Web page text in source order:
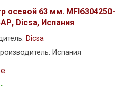
осевой 63 мм. MFI6304250-
Dicsa, Испания
Dicsa
Испания